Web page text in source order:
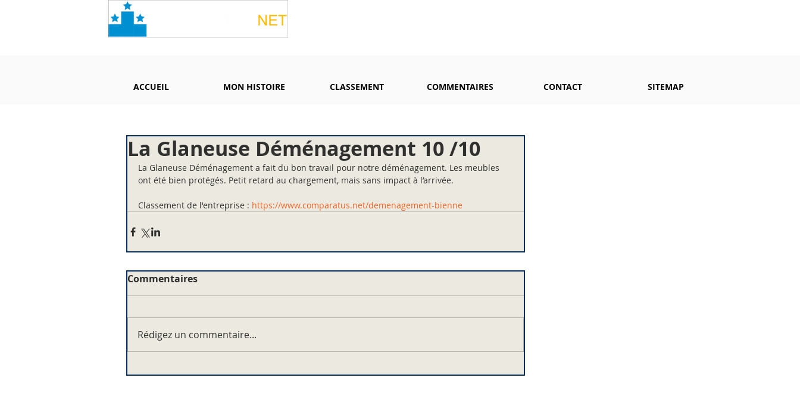
ACCUEIL MON HISTOIRE CLASSEMENT COMMENTAIRES CONTACT SITEMAP
La Glaneuse Déménagement 10 /10
La Glaneuse Déménagement a fait du bon travail pour notre déménagement. Les meubles
ont été bien protégés. Petit retard au chargement, mais sans impact à l’arrivée.
Classement de l'entreprise : https://www.comparatus.net/demenagement-bienne
Commentaires
Rédigez un commentaire...